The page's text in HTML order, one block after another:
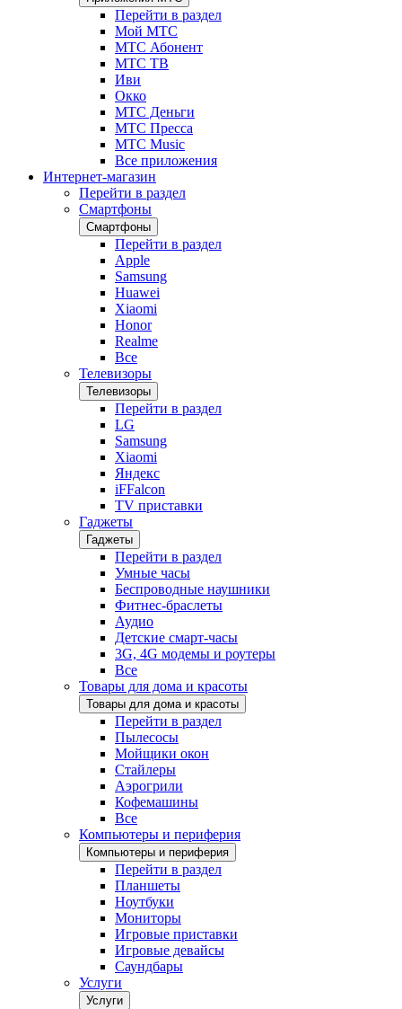
Перейти в раздел
Мой МТС
МТС Абонент
МТС ТВ
Иви
Окко
МТС Деньги
МТС Пресса
МТС Music
Все приложения
Интернет-магазин
Перейти в раздел
Смартфоны
Смартфоны
Перейти в раздел
Apple
Samsung
Huawei
Xiaomi
Honor
Realme
Все
Телевизоры
Телевизоры
Перейти в раздел
LG
Samsung
Xiaomi
Яндекс
iFFalcon
TV приставки
Гаджеты
Гаджеты
Перейти в раздел
Умные часы
Беспроводные наушники
Фитнес-браслеты
Аудио
Детские смарт-часы
3G, 4G модемы и роутеры
Все
Товары для дома и красоты
Товары для дома и красоты
Перейти в раздел
Пылесосы
Мойщики окон
Стайлеры
Аэрогрили
Кофемашины
Все
Компьютеры и периферия
Компьютеры и периферия
Перейти в раздел
Планшеты
Ноутбуки
Мониторы
Игровые приставки
Игровые девайсы
Саундбары
Услуги
Услуги